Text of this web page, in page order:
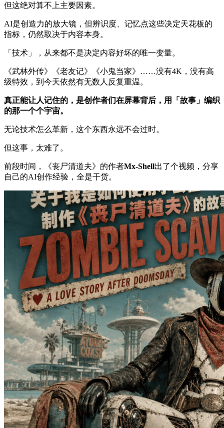
但这绝对算不上主要因素。
AI是创造力的放大镜，但辨识度、记忆点这些决定天花板的
指标，仍然取决于内容本身。
「技术」，从来都不是决定内容好坏的唯一变量。
《武林外传》《老友记》《小鬼当家》……没有4K，没有高
级特效，到今天依然有无数人反复重温。
真正能让人记住的，是创作者们在屏幕背后，用「故事」编织
的那一个个宇宙。
无论技术怎么革新，这个东西永远不会过时。
但这事，太难了。
前段时间，《丧尸清道夫》的作者Mx-Shell出了个视频，分享
自己的AI创作经验，全是干货。